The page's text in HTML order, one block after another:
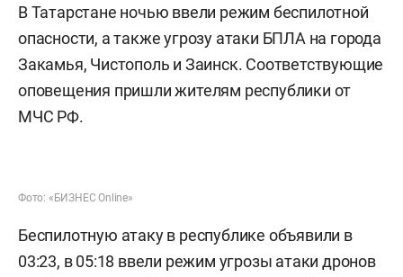
В Татарстане ночью ввели режим беспилотной
опасности, а также угрозу атаки БПЛА на города
Закамья, Чистополь и Заинск. Соответствующие
оповещения пришли жителям республики от
МЧС РФ.
Фото: «БИЗНЕС Online»
Беспилотную атаку в республике объявили в
03:23, в 05:18 ввели режим угрозы атаки дронов